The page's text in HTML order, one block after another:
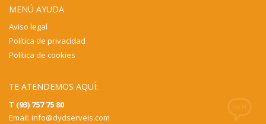
MENÚ AYUDA
Aviso legal
Política de privacidad
Política de cookies
TE ATENDEMOS AQUÍ:
T (93) 757 75 80
Email: info@dydserveis.com